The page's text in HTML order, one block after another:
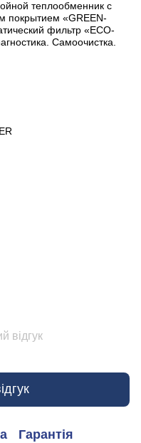
теплообменник с
покрытием «GREEN-
фильтр «ЕСО-
Самоочистка.
відгук
Гарантія